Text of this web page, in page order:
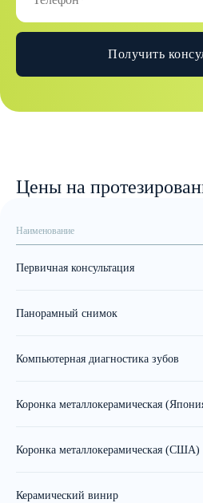
Получить
Цены на
Наименование
Первичная консультация
Панорамный снимок
Компьютерная диагностика зубов
Коронка металлокерамическая
Коронка металлокерамическая (США)
Керамический винир